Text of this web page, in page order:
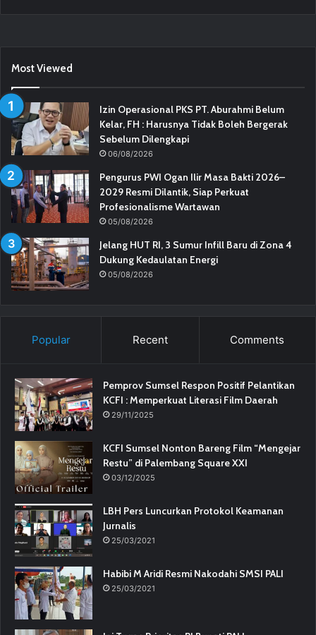
Most Viewed
Izin Operasional PKS PT. Aburahmi Belum
Kelar, FH : Harusnya Tidak Boleh Bergerak
Sebelum Dilengkapi
06/08/2026
Pengurus PWI Ogan Ilir Masa Bakti 2026–
2029 Resmi Dilantik, Siap Perkuat
Profesionalisme Wartawan
05/08/2026
Jelang HUT RI, 3 Sumur Infill Baru di Zona 4
Dukung Kedaulatan Energi
05/08/2026
Popular Recent Comments
Pemprov Sumsel Respon Positif Pelantikan
KCFI : Memperkuat Literasi Film Daerah
29/11/2025
KCFI Sumsel Nonton Bareng Film “Mengejar
Restu” di Palembang Square XXI
03/12/2025
LBH Pers Luncurkan Protokol Keamanan
Jurnalis
25/03/2021
Habibi M Aridi Resmi Nakodahi SMSI PALI
25/03/2021